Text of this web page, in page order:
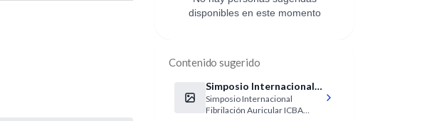
disponibles en este momento
Contenido sugerido
Simposio Internacional
Fibrilación Auricular
ICBA 2011
Simposio Internacional
Fibrilación Auricular ICBA